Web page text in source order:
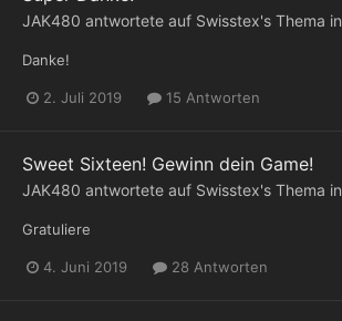
JAK480 antwortete auf Swisstex's Thema in
Danke!
2. Juli 2019 15 Antworten
Sweet Sixteen! Gewinn dein Game!
JAK480 antwortete auf Swisstex's Thema in
Gratuliere
4. Juni 2019 28 Antworten